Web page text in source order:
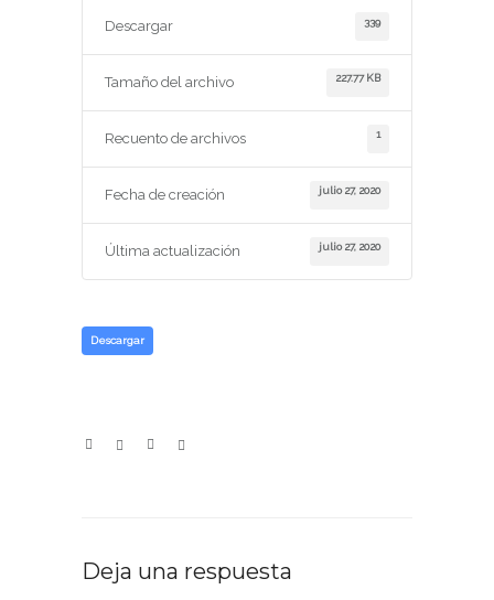
Descargar 339
Tamaño del archivo 227.77 KB
Recuento de archivos 1
Fecha de creación julio 27, 2020
Última actualización julio 27, 2020
Descargar
Deja una respuesta